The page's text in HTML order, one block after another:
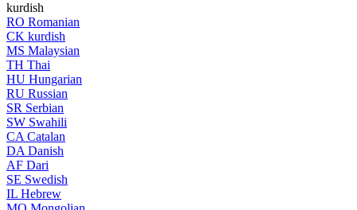
kurdish
RO Romanian
CK kurdish
MS Malaysian
TH Thai
HU Hungarian
RU Russian
SR Serbian
SW Swahili
CA Catalan
DA Danish
AF Dari
SE Swedish
IL Hebrew